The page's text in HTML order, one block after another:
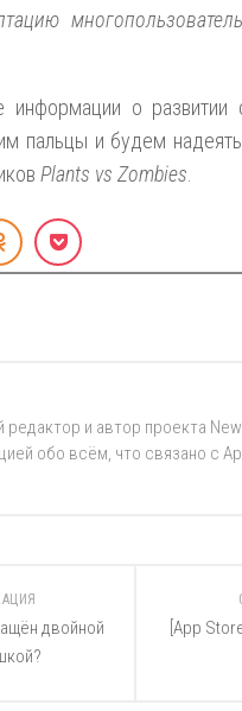
информации о
пальцы и будем
Plants vs Zombies
редактор и автор проекта
обо всём, что связано с
[App
двойной